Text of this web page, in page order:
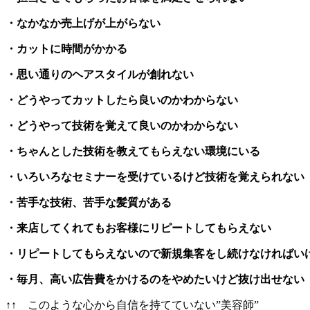
・なかなか売上げが上がらない
・カットに時間がかかる
・思い通りのヘアスタイルが創れない
・どうやってカットしたら良いのかわからない
・どうやって技術を覚えて良いのかわからない
・ちゃんとした技術を教えてもらえない環境にいる
・いろいろなセミナーを受けているけど技術を覚えられない
・苦手な技術、苦手な髪質がある
・来店してくれてもお客様にリピートしてもらえない
・リピートしてもらえないので新規集客をし続けなければい
・毎月、高い広告費をかけるのをやめたいけど抜け出せない
↑↑ このような心から自信を持てていない”美容師”